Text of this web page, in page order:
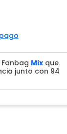
Mixque
junto con 94